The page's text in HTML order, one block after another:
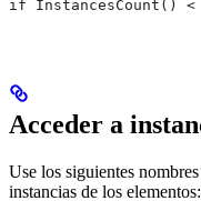
if InstancesCount() <
Acceder a
Use los siguientes
instancias de los elementos: